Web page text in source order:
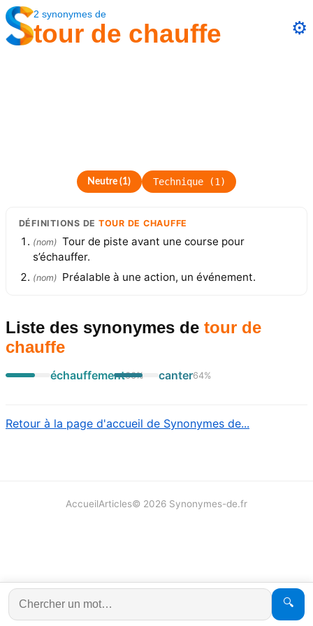
2 synonymes de
tour de chauffe ⚙️
Neutre (1) Technique(1 )
DÉFINITIONS DE TOUR DE CHAUFFE
(nom) Tour de piste avant une course pour
s’échauffer.
(nom) Préalable à une action, un événement.
Liste des synonymes de tour de
chauffe
échauffement66% canter64%
Retour à la page d'accueil de Synonymes de...
🔍
AccueilArticles© 2026 Synonymes-de.fr